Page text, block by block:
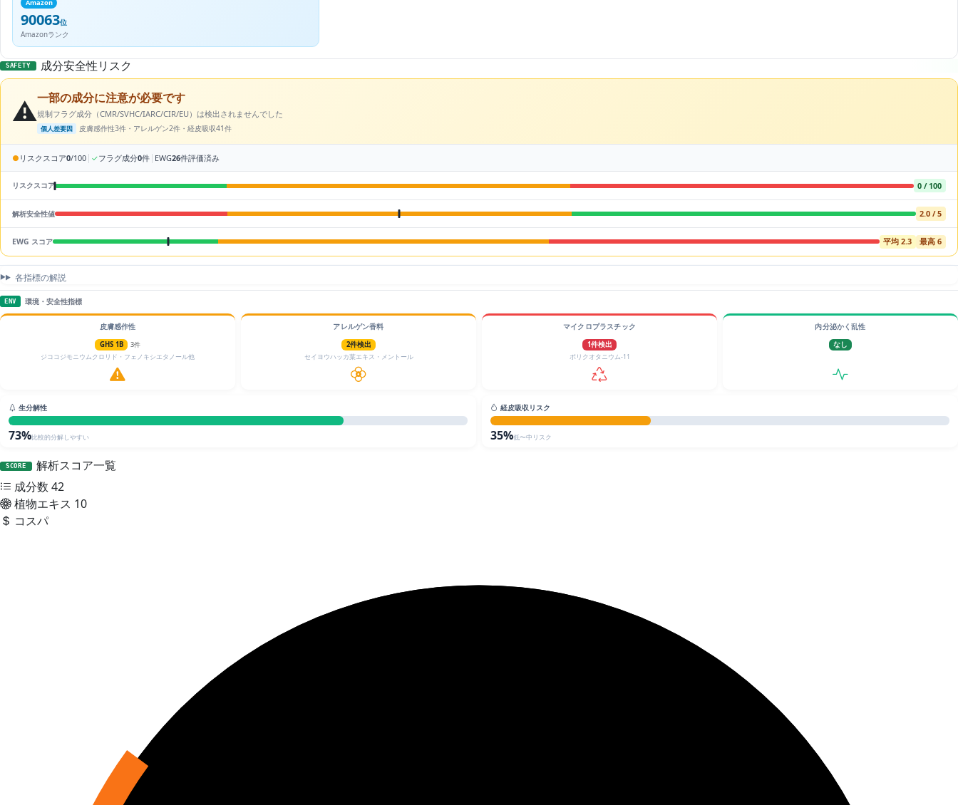
Amazon
90063位
Amazonランク
SAFETY 成分安全性リスク
⚠️一部の成分に注意が必要です
規制フラグ成分（CMR/SVHC/IARC/CIR/EU）は検出されませんでした
個人差要因 皮膚感作性3件・アレルゲン2件・経皮吸収41件
● リスクスコア0/100 | ✓フラグ成分0件 | EWG26件評価済み
リスクスコア 0 / 100
解析安全性値 2.0 / 5
EWG スコア 平均 2.3 最高 6
各指標の解説
ENV 環境・安全性指標
皮膚感作性
GHS 1B
3件
ジココジモニウムクロリド・フェノキシエタノール他
アレルゲン香料
2件検出
セイヨウハッカ葉エキス・メントール
マイクロプラスチック
1件検出
ポリクオタニウム-11
内分泌かく乱性
なし
生分解性
73%比較的分解しやすい
経皮吸収リスク
35%低〜中リスク
SCORE
解析スコア一覧
成分数42
植物エキス 10
コスパ